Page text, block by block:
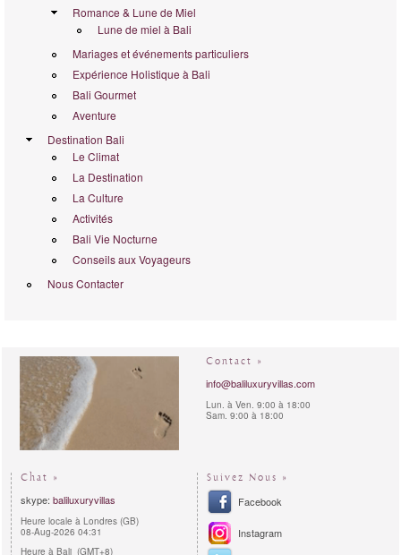
Romance & Lune de Miel
Lune de miel à Bali
Mariages et événements particuliers
Expérience Holistique à Bali
Bali Gourmet
Aventure
Destination Bali
Le Climat
La Destination
La Culture
Activités
Bali Vie Nocturne
Conseils aux Voyageurs
Nous Contacter
Contact »
info@baliluxuryvillas.com
Lun. à Ven. 9:00 à 18:00
Sam. 9:00 à 18:00
Chat »
skype: baliluxuryvillas
Heure locale à Londres (GB)
08-Aug-2026 04:31
Heure à Bali (GMT+8)
Suivez Nous »
Facebook
Instagram